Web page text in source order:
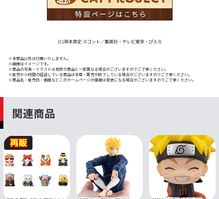
(C)岸本斉史 スコット／集英社・テレビ東京・ぴえろ
※本商品以外は付属いたしません。
※画像はイメージです。
※商品の写真・イラストは実際の商品と一部異なる場合がございますのでご了承ください。
※発売から時間の経過している商品は生産・販売が終了している場合がございますのでご了承ください。
※商品名・発売日・価格などこのホームページの情報は変更になる場合がございますのでご了承ください。
関連商品